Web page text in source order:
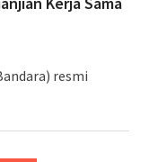
resmi